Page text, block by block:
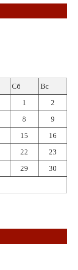
Сб Вс
1 2
8 9
15 16
22 23
29 30